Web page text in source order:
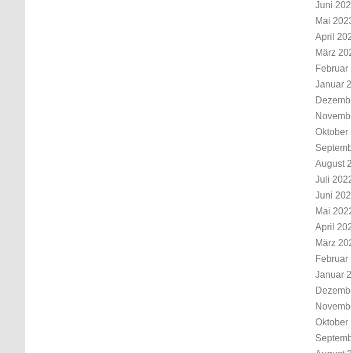
Juni
Mai
April
März
Februar
Januar
Oktober
August
Juli
Juni
Mai
April
März
Februar
Januar
Oktober